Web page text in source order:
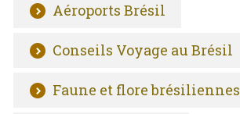
Aéroports Brésil
Conseils Voyage au Brésil
Faune et flore brésiliennes